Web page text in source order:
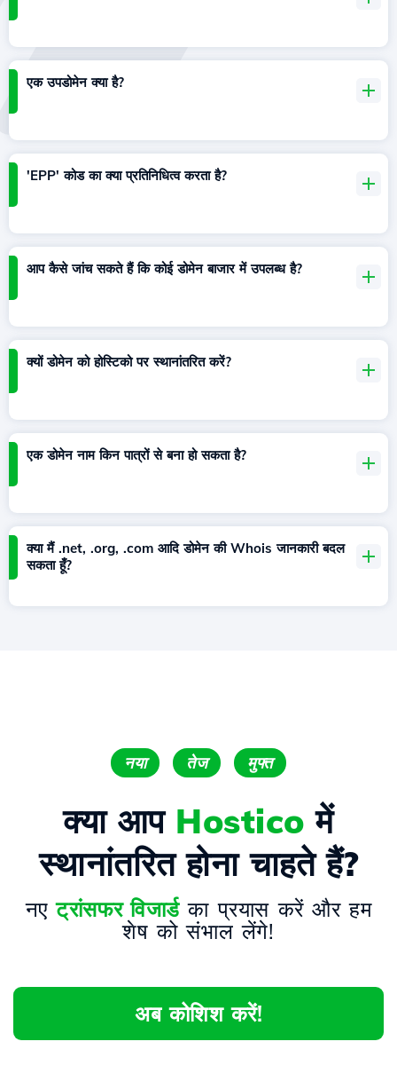
एक उपडोमेन क्या है?
'EPP' कोड का क्या प्रतिनिधित्व करता है?
आप कैसे जांच सकते हैं कि कोई डोमेन बाजार में उपलब्ध है?
क्यों डोमेन को होस्टिको पर स्थानांतरित करें?
एक डोमेन नाम किन पात्रों से बना हो सकता है?
क्या मैं .net, .org, .com आदि डोमेन की Whois जानकारी बदल
सकता हूँ?
नया तेज मुफ्त
क्या आप Hostico में
स्थानांतरित होना चाहते हैं?
नएट्रांसफर विजार्डका प्रयास करें और हम
शेष को संभाल लेंगे!
अब कोशिश करें!